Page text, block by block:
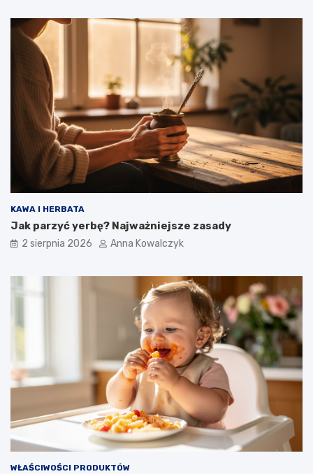
KAWA I HERBATA
Jak parzyć yerbę? Najważniejsze zasady
2 sierpnia 2026 Anna Kowalczyk
WŁAŚCIWOŚCI PRODUKTÓW